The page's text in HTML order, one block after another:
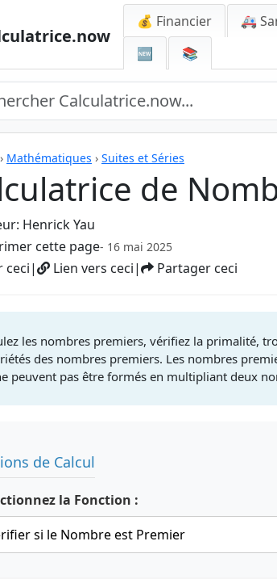
💰 Financier 🚑
🆕
📚
› Mathématiques › Suites et Séries
de
Henrick Yau
cette page- 16 mai 2025
ceci| Lien vers ceci| Partager ceci
les nombres premiers, vérifiez la primalité,
des nombres premiers. Les nombres
peuvent pas être formés en multipliant deux
de Calcul
la Fonction :